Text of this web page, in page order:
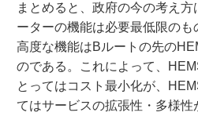
まとめると、政府の今の考え
ーターの機能は必要最低限のも
高度な機能はBルートの先の
のである。これによって、
とってはコスト最小化が、
てはサービスの拡張性・多様